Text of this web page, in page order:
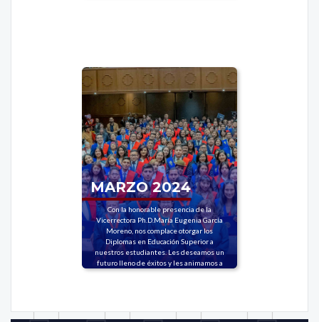
MARZO 2024
Con la honorable presencia de la
Vicerrectora Ph.D.María Eugenia García
Moreno, nos complace otorgar los
Diplomas en Educación Superior a
nuestros estudiantes. Les deseamos un
futuro lleno de éxitos y les animamos a
seguir en este camino de aprendizaje